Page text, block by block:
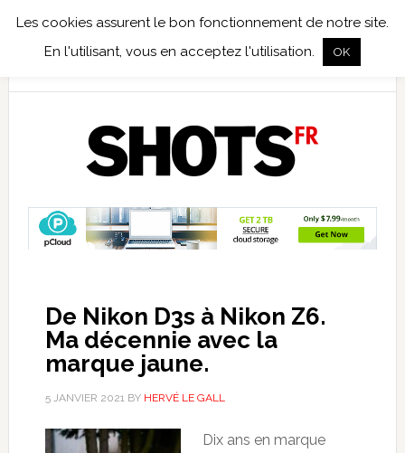
De Nikon D3s à Nikon Z6.
Ma décennie avec la
marque jaune.
5 JANVIER 2021 BY HERVÉ LE GALL
Dix ans en marque
Les cookies assurent le bon fonctionnement de notre site.
En l'utilisant, vous en acceptez l'utilisation.
OK